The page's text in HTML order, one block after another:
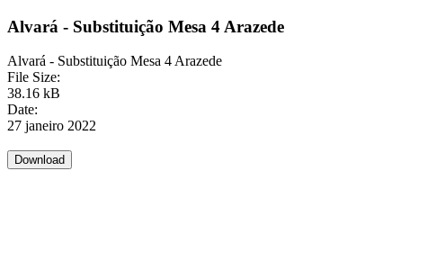
Alvará - Substituição Mesa 4 Arazede
Alvará - Substituição Mesa 4 Arazede
File Size:
38.16 kB
Date:
27 janeiro 2022